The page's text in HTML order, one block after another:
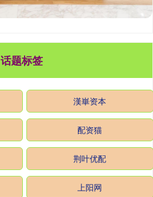
话题标签
漢崋资本
配资猫
荆叶优配
上阳网